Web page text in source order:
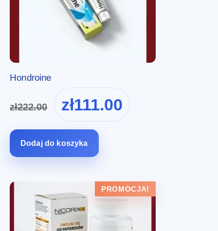
Hondroine
zł222.00
Pierwotna
cena
wynosiła:
zł111.00
cena
Dodaj do koszyka
PROMOCJA!